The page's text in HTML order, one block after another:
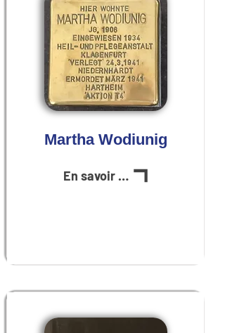
Martha Wodiunig
En savoir plus